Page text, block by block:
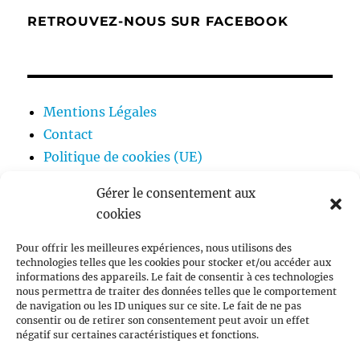
Gérer le consentement aux
cookies
Pour offrir les meilleures expériences, nous utilisons des
technologies telles que les cookies pour stocker et/ou accéder aux
informations des appareils. Le fait de consentir à ces technologies
nous permettra de traiter des données telles que le comportement
de navigation ou les ID uniques sur ce site. Le fait de ne pas
consentir ou de retirer son consentement peut avoir un effet
négatif sur certaines caractéristiques et fonctions.
RETROUVEZ-NOUS SUR FACEBOOK
Mentions Légales
Contact
Politique de cookies (UE)
sous-
menu
Théologie
ouvrir
le
sous-
menu
Posez une question